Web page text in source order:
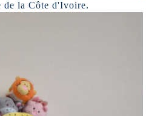
de la Côte d'Ivoire.